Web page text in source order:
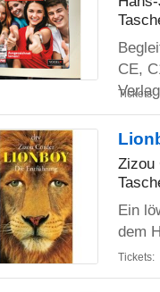
CE,
Tickets:
Zizou
Ein
dem
Tickets: